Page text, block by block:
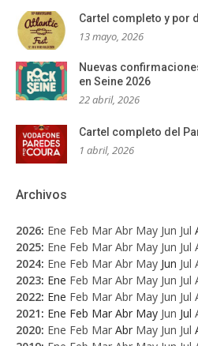
Cartel completo y por
13 mayo, 2026
Nuevas
en Seine 2026
22 abril, 2026
Cartel completo del
1 abril, 2026
Archivos
2026: Ene Feb Mar Abr May Jun Jul
2025: Ene Feb Mar Abr May Jun Jul
2024: Ene Feb Mar Abr May Jun Jul
2023: Ene Feb Mar Abr May Jun Jul
2022: Ene Feb Mar Abr May Jun Jul
2021: Ene Feb Mar Abr May Jun Jul
2020: Ene Feb Mar Abr May Jun Jul